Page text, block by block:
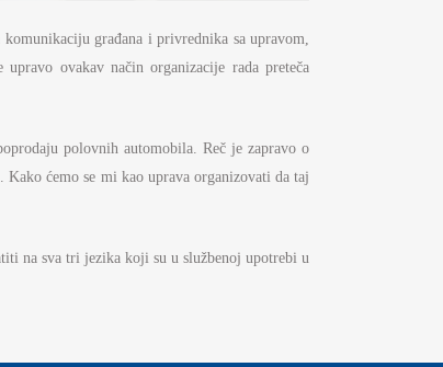
građana i privrednika sa upravom,
ovakav način organizacije rada preteča
polovnih automobila. Reč je zapravo o
ćemo se mi kao uprava organizovati da taj
na sva tri jezika koji su u službenoj upotrebi u